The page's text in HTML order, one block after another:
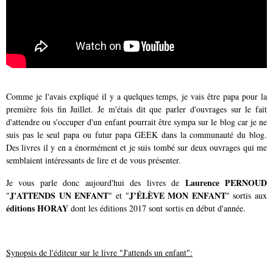
Comme je l'avais expliqué il y a quelques temps, je vais être papa pour la
première fois fin Juillet. Je m'étais dit que parler d'ouvrages sur le fait
d'attendre ou s'occuper d'un enfant pourrait être sympa sur le blog car je ne
suis pas le seul papa ou futur papa GEEK dans la communauté du blog.
Des livres il y en a énormément et je suis tombé sur deux ouvrages qui me
semblaient intéressants de lire et de vous présenter.
Je vous parle donc aujourd'hui des livres de Laurence PERNOUD
"J'ATTENDS UN ENFANT" et "J’ÉLÈVE MON ENFANT" sortis aux
éditions HORAY dont les éditions 2017 sont sortis en début d'année.
Synopsis de l'éditeur sur le livre "J'attends un enfant":